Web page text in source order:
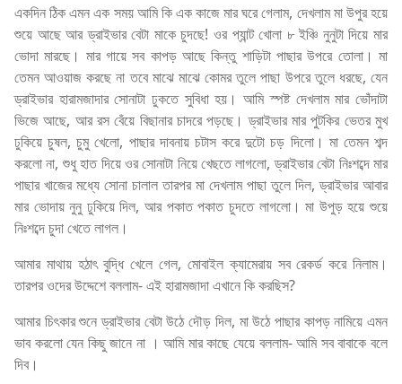
একদিন ঠিক এমন এক সময় আমি কি এক কাজে মার ঘরে গেলাম, দেখলাম মা উপুর হয়ে
শুয়ে আছে আর ড্রাইভার বেটা মাকে চুদছে! ওর প্যান্ট খোলা ৮ ইঞ্চি নুনুটা দিয়ে মার
ভোদা মারছে। মার গায়ে সব কাপড় আছে কিন্তু শাড়িটা পাছার উপরে তোলা। মা
তেমন আওয়াজ করছে না তবে মাঝে মাঝে কোমর তুলে পাছা উপরে তুলে ধরছে, যেন
ড্রাইভার হারামজাদার সোনাটা ঢুকতে সুবিধা হয়। আমি স্পষ্ট দেখলাম মার ভোঁদাটা
ভিজে আছে, আর রস বেঁয়ে বিছানার চাদরে পড়ছে। ড্রাইভার মার পুটকির ভেতর মুখ
ঢুকিয়ে চুষল, চুমু খেলো, পাছার দাবনায় চটাস করে দুটো চড় দিলো। মা তেমন শব্দ
করলো না, শুধু হাত দিয়ে ওর সোনাটা নিয়ে খেছতে লাগলো, ড্রাইভার বেটা নিঃশব্দে মার
পাছার খাজের মধ্যে সোনা চালাল তারপর মা দেখলাম পাছা তুলে দিল, ড্রাইভার আবার
মার ভোদায় নুনু ঢুকিয়ে দিল, আর পকাত পকাত চুদতে লাগলো। মা উপুড় হয়ে শুয়ে
নিঃশব্দে চুদা খেতে লাগল।
আমার মাথায় হঠাৎ বুদ্ধি খেলে গেল, মোবাইল ক্যামেরায় সব রেকর্ড করে নিলাম।
তারপর ওদের উদ্দেশে বললাম- এই হারামজাদা এখানে কি করছিস?
আমার চিৎকার শুনে ড্রাইভার বেটা উঠে দৌড় দিল, মা উঠে পাছার কাপড় নামিয়ে এমন
ভাব করলো যেন কিছু জানে না । আমি মার কাছে যেয়ে বললাম- আমি সব বাবাকে বলে
দিব।